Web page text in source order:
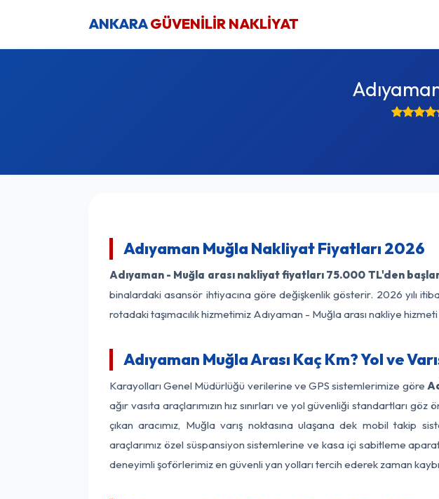
ANKARAGÜVENİLİR NAKLİYAT
Adıyaman Muğla Nakliyat Fiyatları 2026
Adıyaman - Muğla arası nakliyat fiyatları 75.000 TL'den
binalardaki asansör ihtiyacına göre değişkenlik gösterir. 2026 yılı
rotadaki taşımacılık hizmetimiz Adıyaman - Muğla arası nakliye hizmeti
Adıyaman Muğla Arası Kaç Km? Yol ve
Karayolları Genel Müdürlüğü verilerine ve GPS sistemlerimize göre
ağır vasıta araçlarımızın hız sınırları ve yol güvenliği standartları
çıkan aracımız, Muğla varış noktasına ulaşana dek mobil takip
araçlarımız özel süspansiyon sistemlerine ve kasa içi sabitleme
deneyimli şoförlerimiz en güvenli yan yolları tercih ederek zaman